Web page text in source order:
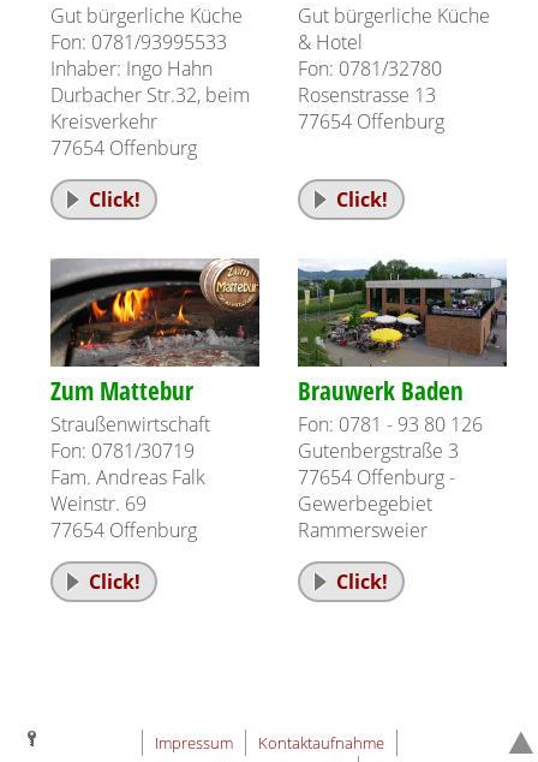
Gut bürgerliche Küche
Fon: 0781/93995533
Inhaber: Ingo Hahn
Durbacher Str.32, beim
Kreisverkehr
77654 Offenburg
Click!
Gut bürgerliche Küche
& Hotel
Fon: 0781/32780
Rosenstrasse 13
77654 Offenburg
Click!
Zum Mattebur
Straußenwirtschaft
Fon: 0781/30719
Fam. Andreas Falk
Weinstr. 69
77654 Offenburg
Click!
Brauwerk Baden
Fon: 0781 - 93 80 126
Gutenbergstraße 3
77654 Offenburg -
Gewerbegebiet
Rammersweier
Click!
Impressum
Kontaktaufnahme